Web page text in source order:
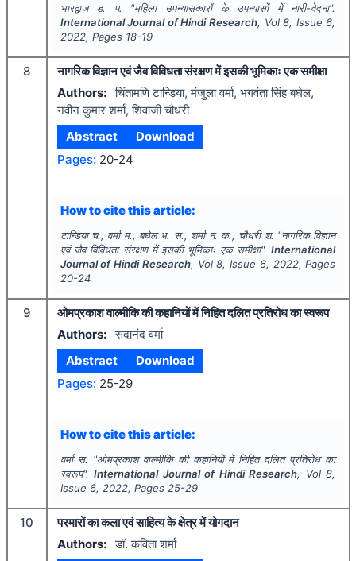
भारद्वाज ड. प. "महिला उपन्यासकारों के उपन्यासों में नारी-वेदना".
International Journal of Hindi Research, Vol8, Issue 6,
2022, Pages 18-19
8
नागरिक विज्ञान एवं जैव विविधता संरक्षण में इसकी भूमिकाः एक समीक्षा
Authors: चिंतामणि टान्डिया, मंजुला वर्मा, भगवंता सिंह बघेल,
नवीन कुमार शर्मा, शिवाजी चौधरी
Abstract
Download
Pages: 20-24
How to cite this article:
टान्डिया च., वर्मा म., बघेल भ. स., शर्मा न. क., चौधरी श. "नागरिक विज्ञान
एवं जैव विविधता संरक्षण में इसकी भूमिकाः एक समीक्षा".International
Journal of Hindi Research, Vol8, Issue 6, 2022, Pages
20-24
9
ओमप्रकाश वाल्मीकि की कहानियों में निहित दलित प्रतिरोध का स्वरूप
Authors: सदानंद वर्मा
Abstract
Download
Pages: 25-29
How to cite this article:
वर्मा स. "ओमप्रकाश वाल्मीकि की कहानियों में निहित दलित प्रतिरोध का
स्वरूप".International Journal of Hindi Research, Vol8,
Issue 6, 2022, Pages 25-29
10
परमारों का कला एवं साहित्य के क्षेत्र में योगदान
Authors: डॉ. कविता शर्मा